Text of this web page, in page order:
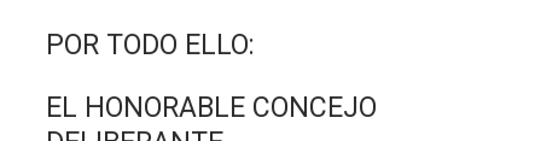
POR TODO ELLO:
EL HONORABLE CONCEJO